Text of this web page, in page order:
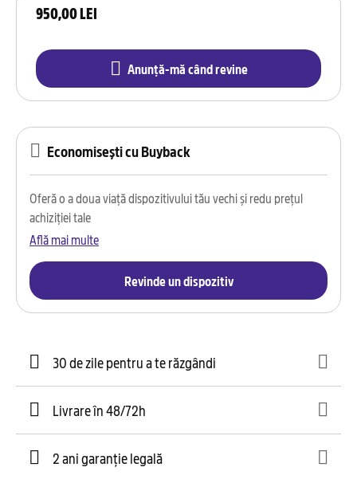
950,00 LEI
Anunță-mă când revine
Economisești cu Buyback
Oferă o a doua viață dispozitivului tău vechi și redu prețul
achiziției tale
Află mai multe
Revinde un dispozitiv
30 de zile pentru a te răzgândi
Livrare în 48/72h
2 ani garanție legală